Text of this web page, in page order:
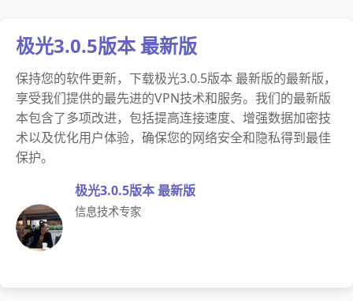
极光3.0.5版本 最新版
保持您的软件更新，下载极光3.0.5版本 最新版的最新版，
享受我们提供的最先进的VPN技术和服务。我们的最新版
本包含了多项改进，包括提高连接速度、增强数据加密技
术以及优化用户体验，确保您的网络安全和隐私得到最佳
保护。
极光3.0.5版本 最新版
信息技术专家